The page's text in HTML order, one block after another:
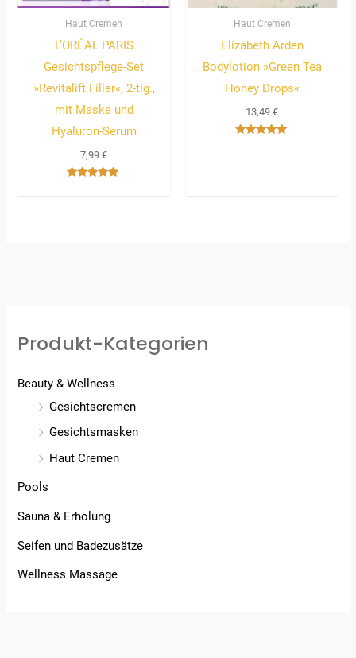
Haut Cremen
L’ORÉAL PARIS
Gesichtspflege-Set
»Revitalift Filler«, 2-tlg.,
mit Maske und
Hyaluron-Serum
7,99€
Haut Cremen
Elizabeth Arden
Bodylotion »Green Tea
Honey Drops«
13,49€
Produkt-Kategorien
Beauty & Wellness
Gesichtscremen
Gesichtsmasken
Haut Cremen
Pools
Sauna & Erholung
Seifen und Badezusätze
Wellness Massage